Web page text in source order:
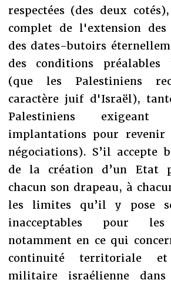
respectées (des deux
complet de l'extension
des dates-butoirs
des conditions préalables
(que les Palestiniens
caractère juif d'Israël),
Palestiniens
implantations pour
négociations). S’il accepte
de la création d’un Etat
chacun son drapeau, à
les limites qu’il y pose
inacceptables pour les
notamment en ce qui
continuité territoriale
militaire israélienne